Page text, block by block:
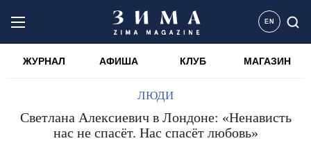
EN
ЖУРНАЛ АФИША КЛУБ МАГАЗИН
ЛЮДИ
Светлана Алексиевич в Лондоне: «Ненависть
нас не спасёт. Нас спасёт любовь»